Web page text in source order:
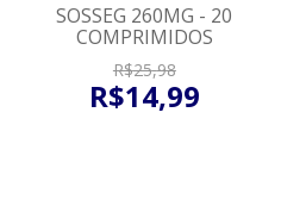
SOSSEG 260MG - 20
COMPRIMIDOS
R$25,98
R$14,99